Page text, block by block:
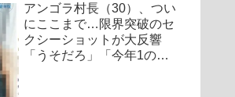
アンゴラ村長（30）、つい
にここまで…限界突破のセ
クシーショットが大反響
「うそだろ」「今年1の衝